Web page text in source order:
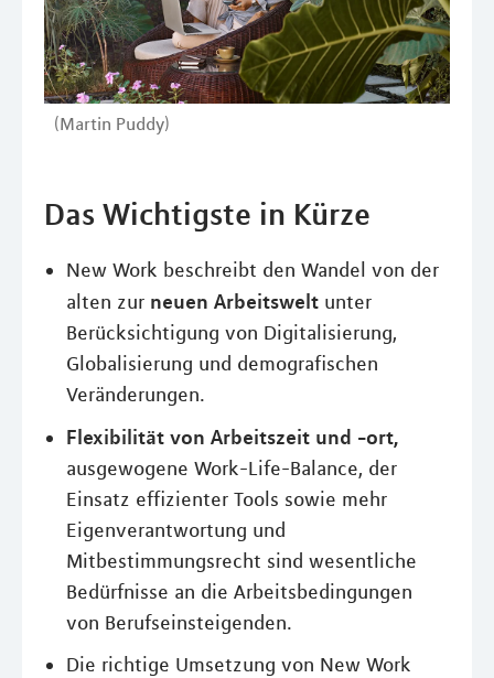
(Martin Puddy)
Das Wichtigste in Kürze
New Work beschreibt den Wandel von der
alten zur neuen Arbeitswelt unter
Berücksichtigung von Digitalisierung,
Globalisierung und demografischen
Veränderungen.
Flexibilität von Arbeitszeit und -ort,
ausgewogene Work-Life-Balance, der
Einsatz effizienter Tools sowie mehr
Eigenverantwortung und
Mitbestimmungsrecht sind wesentliche
Bedürfnisse an die Arbeitsbedingungen
von Berufseinsteigenden.
Die richtige Umsetzung von New Work